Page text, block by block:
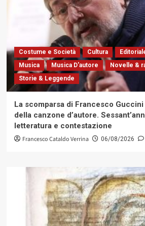
Costume e Società Cultura
Musica
Musica D'autore
Novelle &
Storie & Leggende
La scomparsa di Francesco
della canzone d’autore.
letteratura e contestazione
Francesco Cataldo Verrina 06/08/2026